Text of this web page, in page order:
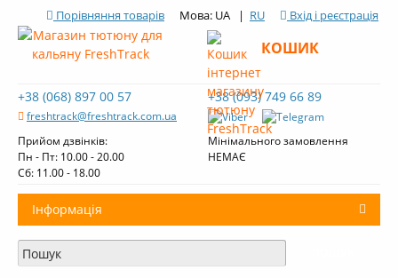
Порівняння товарів Мова: UA | RU Вхід і реєстрація
+38 (068) 897 00 57
freshtrack@freshtrack.com.ua
+38 (093) 749 66 89
Прийом дзвінків:
Пн - Пт: 10.00 - 20.00
Cб: 11.00 - 18.00
Мінімального замовлення
НЕМАЄ
КОШИК
Інформація
Про нас